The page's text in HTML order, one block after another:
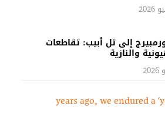
إلى تل أبيب: تقاطعات
والنازية
-200 years ago, we endured